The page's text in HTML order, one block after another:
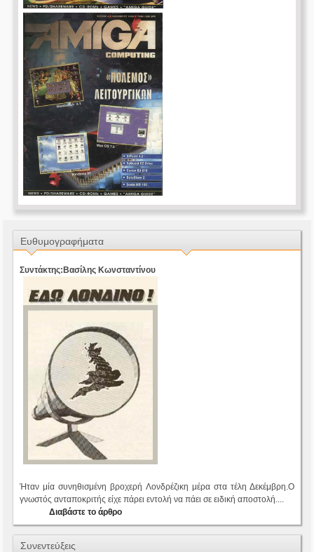
Ευθυμογραφήματα
Συντάκτης:Βασίλης Κωνσταντίνου
Ήταν μία συνηθισμένη βροχερή Λονδρέζικη μέρα στα τέλη Δεκέμβρη.Ο
γνωστός ανταποκριτής είχε πάρει εντολή να πάει σε ειδική αποστολή....
Διαβάστε το άρθρο
Συνεντεύξεις